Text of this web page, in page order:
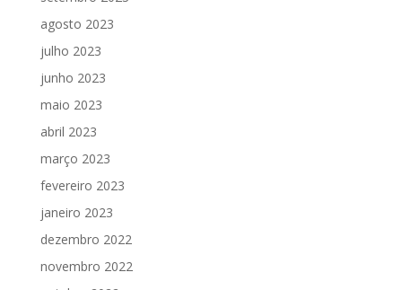
agosto 2023
julho 2023
junho 2023
maio 2023
abril 2023
março 2023
fevereiro 2023
janeiro 2023
dezembro 2022
novembro 2022